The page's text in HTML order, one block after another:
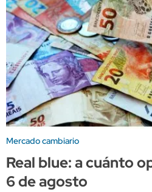
Mercado cambiario
Real blue: a cuánto
6 de agosto